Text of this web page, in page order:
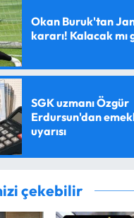
Okan Buruk'tan
kararı! Kalacak mı
SGK uzmanı Özgür
Erdursun'dan
uyarısı
çekebilir